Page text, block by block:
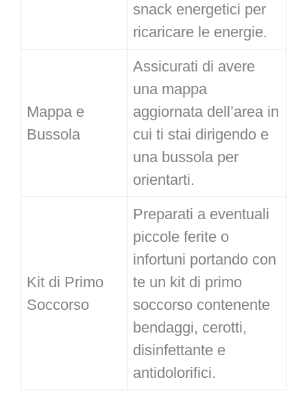
snack energetici per
ricaricare le energie.
Mappa e
Bussola
Assicurati di avere
una mappa
aggiornata dell’area in
cui ti stai dirigendo e
una bussola per
orientarti.
Kit di Primo
Soccorso
Preparati a eventuali
piccole ferite o
infortuni portando con
te un kit di primo
soccorso contenente
bendaggi, cerotti,
disinfettante e
antidolorifici.